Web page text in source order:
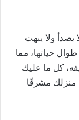
يصدأ ولا يبهت
طوال حياتها، مما
كل ما عليك
منزلك مشرقًا